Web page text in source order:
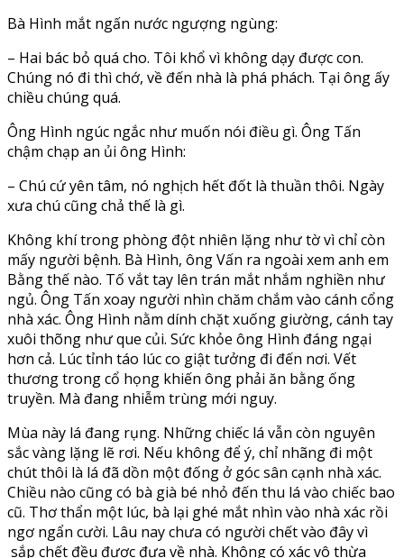
Bà Hình mắt ngấn nước ngượng ngùng:
– Hai bác bỏ quá cho. Tôi khổ vì không dạy được con.
Chúng nó đi thì chớ, về đến nhà là phá phách. Tại ông ấy
chiều chúng quá.
Ông Hình ngúc ngắc như muốn nói điều gì. Ông Tấn
chậm chạp an ủi ông Hình:
– Chú cứ yên tâm, nó nghịch hết đốt là thuần thôi. Ngày
xưa chú cũng chả thế là gì.
Không khí trong phòng đột nhiên lặng như tờ vì chỉ còn
mấy người bệnh. Bà Hình, ông Vấn ra ngoài xem anh em
Bằng thế nào. Tố vắt tay lên trán mắt nhắm nghiền như
ngủ. Ông Tấn xoay người nhìn chăm chắm vào cánh cổng
nhà xác. Ông Hình nằm dính chặt xuống giường, cánh tay
xuôi thõng như que củi. Sức khỏe ông Hình đáng ngại
hơn cả. Lúc tỉnh táo lúc co giật tưởng đi đến nơi. Vết
thương trong cổ họng khiến ông phải ăn bằng ống
truyền. Mà đang nhiễm trùng mới nguy.
Mùa này lá đang rụng. Những chiếc lá vẫn còn nguyên
sắc vàng lặng lẽ rơi. Nếu không để ý, chỉ nhãng đi một
chút thôi là lá đã dồn một đống ở góc sân cạnh nhà xác.
Chiều nào cũng có bà già bé nhỏ đến thu lá vào chiếc bao
cũ. Thơ thẩn một lúc, bà lại ghé mắt nhìn vào nhà xác rồi
ngơ ngẩn cười. Lâu nay chưa có người chết vào đây vì
sắp chết đều được đưa về nhà. Không có xác vô thừa